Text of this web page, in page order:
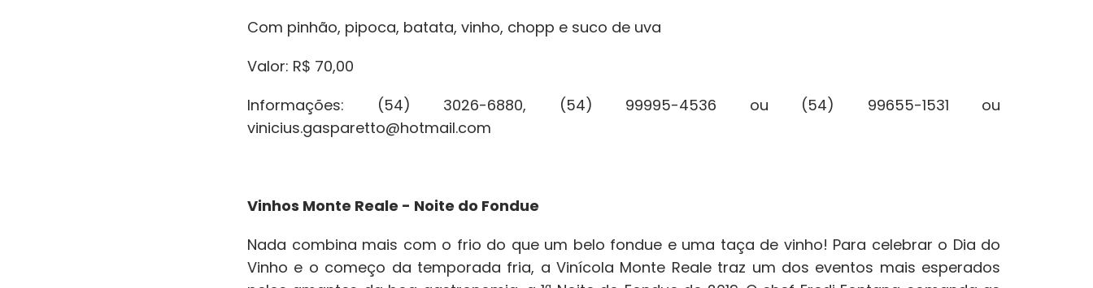
Com pinhão, pipoca, batata, vinho, chopp e suco de uva
Valor: R$ 70,00
Informações: (54) 3026-6880, (54) 99995-4536 ou (54) 99655-1531 ou
vinicius.gasparetto@hotmail.com
Vinhos Monte Reale - Noite do Fondue
Nada combina mais com o frio do que um belo fondue e uma taça de vinho! Para celebrar o Dia do
Vinho e o começo da temporada fria, a Vinícola Monte Reale traz um dos eventos mais esperados